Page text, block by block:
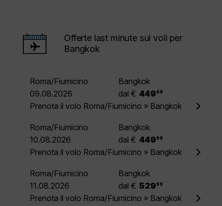
Offerte last minute sui voli per
Bangkok
Roma/Fiumicino
Bangkok
09.08.2026
dal € 449 99
Prenota il volo Roma/Fiumicino » Bangkok
Roma/Fiumicino
Bangkok
10.08.2026
dal € 449 99
Prenota il volo Roma/Fiumicino » Bangkok
Roma/Fiumicino
Bangkok
11.08.2026
dal € 529 99
Prenota il volo Roma/Fiumicino » Bangkok